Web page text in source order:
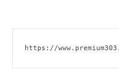
https://